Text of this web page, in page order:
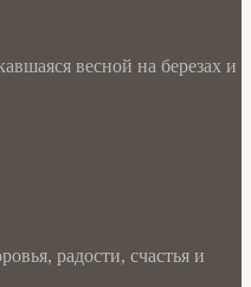
весной на березах и
радости, счастья и